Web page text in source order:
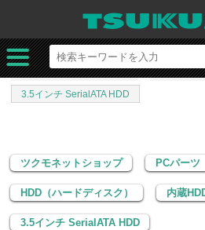
ツクモネットショップ
PCパーツ
HDD（ハードディスク）
内蔵HDD
3.5インチ SerialATA HDD
ツクモネットショップ PCパーツ
HDD（ハードディスク） 内蔵
3.5インチ SerialATA HDD